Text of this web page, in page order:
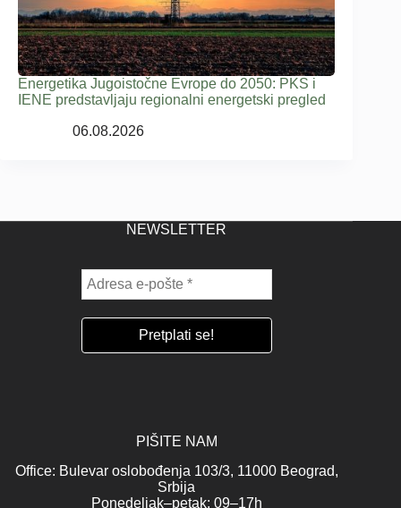
Energetika Jugoistočne Evrope do 2050: PKS i
IENE predstavljaju regionalni energetski pregled
06.08.2026
NEWSLETTER
PIŠITE NAM
Office: Bulevar oslobođenja 103/3, 11000 Beograd,
Srbija
Ponedeljak–petak: 09–17h